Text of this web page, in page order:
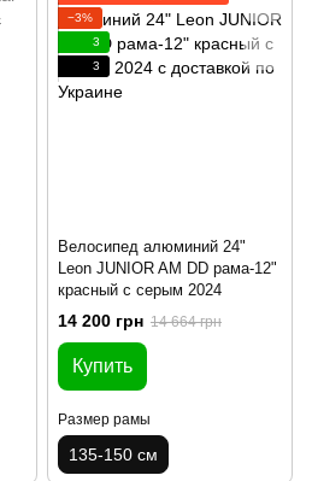
−3%
3
3
Велосипед алюминий 24"
Leon JUNIOR AM DD рама-12"
красный с серым 2024
14 200 грн 14 664 грн
Купить
Размер рамы
135-150 см